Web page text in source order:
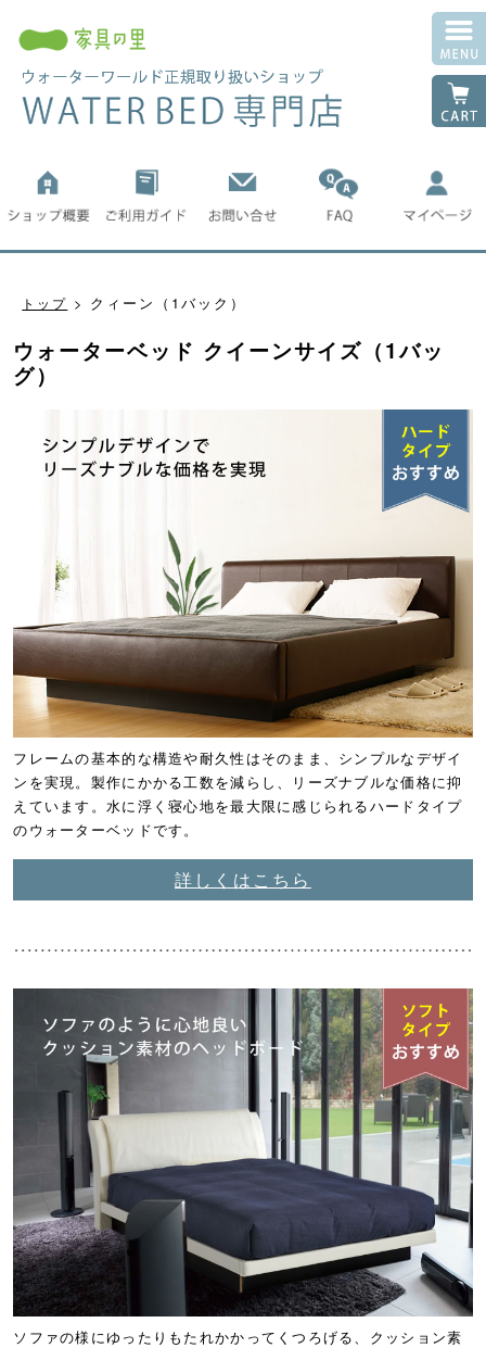
トップ クィーン（1バック）
ウォーターベッド クイーンサイズ（1バッ
グ）
フレームの基本的な構造や耐久性はそのまま、シンプルなデザイ
ンを実現。 製作にかかる工数を減らし、リーズナブルな価格に抑
えています。 水に浮く寝心地を最大限に感じられるハードタイプ
のウォーターベッドです。
詳しくはこちら
ソファの様にゆったりもたれかかってくつろげる、クッション素